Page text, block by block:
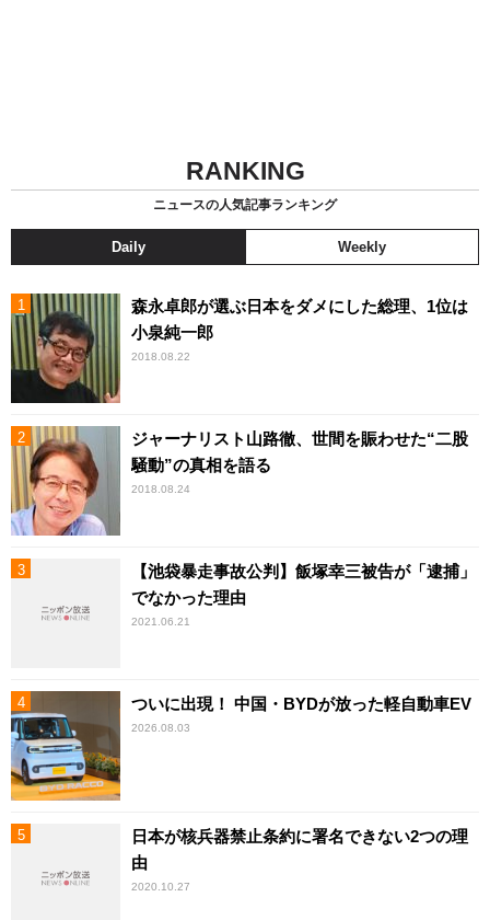
RANKING
ニュースの人気記事ランキング
Daily Weekly
森永卓郎が選ぶ日本をダメにした総理、1位は
小泉純一郎
2018.08.22
ジャーナリスト山路徹、世間を賑わせた“二股
騒動”の真相を語る
2018.08.24
【池袋暴走事故公判】飯塚幸三被告が「逮捕」
でなかった理由
2021.06.21
ついに出現！ 中国・BYDが放った軽自動車EV
2026.08.03
日本が核兵器禁止条約に署名できない2つの理
由
2020.10.27